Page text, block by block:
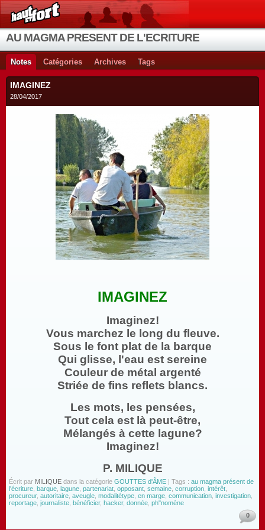
AU MAGMA PRESENT DE L'ECRITURE
Notes Catégories Archives Tags
IMAGINEZ
28/04/2017
IMAGINEZ
Imaginez!
Vous marchez le long du fleuve.
Sous le font plat de la barque
Qui glisse, l'eau est sereine
Couleur de métal argenté
Striée de fins reflets blancs.
Les mots, les pensées,
Tout cela est là peut-être,
Mélangés à cette lagune?
Imaginez!
P. MILIQUE
Écrit par MILIQUE dans la catégorie GOUTTES d'ÂME | Tags : au magma présent de
l'écriture barque lagune partenariat opposant semaine corruption intérêt
procureur, autoritaire aveugle modalitétype en marge communication investigation
reportage journaliste bénéficier, hacker, donnée ph"nomène
0